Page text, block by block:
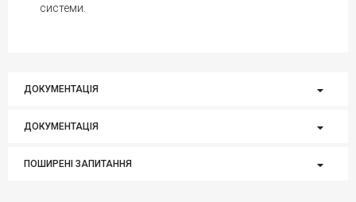
системи.
ДОКУМЕНТАЦІЯ
ДОКУМЕНТАЦІЯ
ПОШИРЕНІ ЗАПИТАННЯ